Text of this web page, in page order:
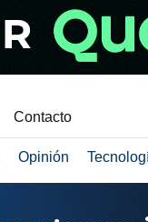
Contacto
Opinión